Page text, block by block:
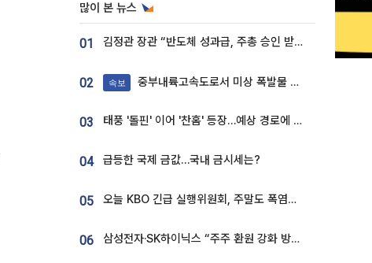
많이 본 뉴스
01 김정관 장관 “반도체 성과급, 주총 승인 받도록”…상법·자본시장법 개정 시사
02 속보 중부내륙고속도로서 미상 폭발물 발견
03 태풍 '돌핀' 이어 '찬홈' 등장…예상 경로에 한국 '한숨'
04 급등한 국제 금값…국내 금시세는?
05 오늘 KBO 긴급 실행위원회, 주말도 폭염취소 될까
06 삼성전자·SK하이닉스 “주주 환원 강화 방안 마련”